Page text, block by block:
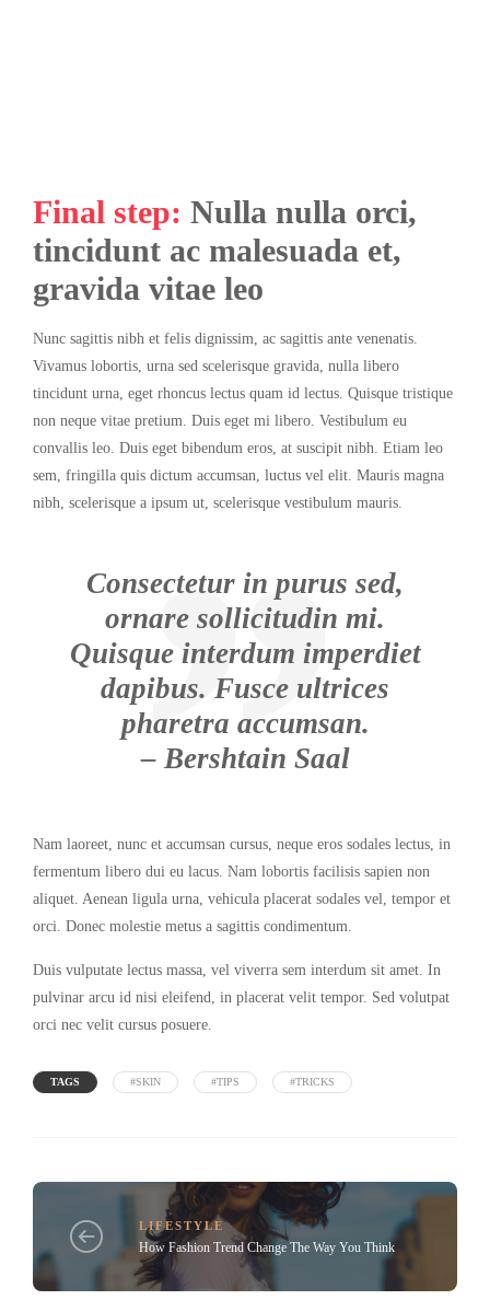
Final step: Nulla nulla orci,
tincidunt ac malesuada et,
gravida vitae leo
Nunc sagittis nibh et felis dignissim, ac sagittis ante venenatis.
Vivamus lobortis, urna sed scelerisque gravida, nulla libero
tincidunt urna, eget rhoncus lectus quam id lectus. Quisque tristique
non neque vitae pretium. Duis eget mi libero. Vestibulum eu
convallis leo. Duis eget bibendum eros, at suscipit nibh. Etiam leo
sem, fringilla quis dictum accumsan, luctus vel elit. Mauris magna
nibh, scelerisque a ipsum ut, scelerisque vestibulum mauris.
Consectetur in purus sed,
ornare sollicitudin mi.
Quisque interdum imperdiet
dapibus. Fusce ultrices
pharetra accumsan.
– Bershtain Saal
Nam laoreet, nunc et accumsan cursus, neque eros sodales lectus, in
fermentum libero dui eu lacus. Nam lobortis facilisis sapien non
aliquet. Aenean ligula urna, vehicula placerat sodales vel, tempor et
orci. Donec molestie metus a sagittis condimentum.
Duis vulputate lectus massa, vel viverra sem interdum sit amet. In
pulvinar arcu id nisi eleifend, in placerat velit tempor. Sed volutpat
orci nec velit cursus posuere.
TAGS #SKIN #TIPS #TRICKS
LIFESTYLE
How Fashion Trend Change The Way You Think